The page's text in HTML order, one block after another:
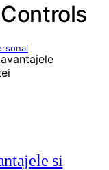
si